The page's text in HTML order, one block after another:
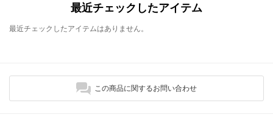
最近チェックしたアイテム
最近チェックしたアイテムはありません。
この商品に関するお問い合わせ